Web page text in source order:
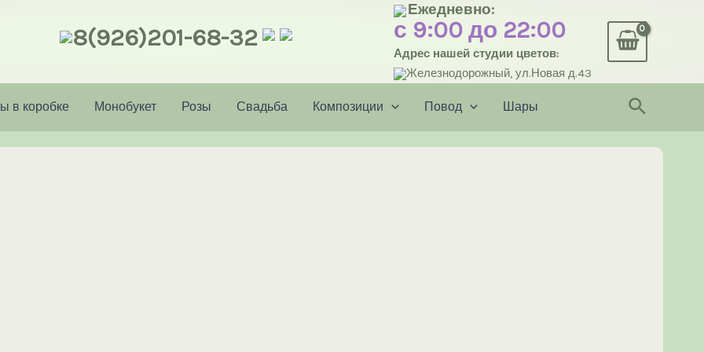
8(926)201-68-32
Ежедневно:
с 9:00 до 22:00
Адрес нашей студии цветов:
Железнодорожный, ул.Новая д.43
в коробке Монобукет Розы Свадьба Композиции Повод Шары Поиск